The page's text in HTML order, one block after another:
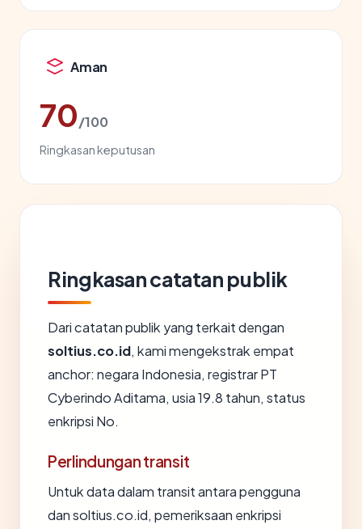
Aman
70/100
Ringkasan keputusan
Ringkasan catatan publik
Dari catatan publik yang terkait dengan
soltius.co.id, kami mengekstrak empat
anchor: negara Indonesia, registrar PT
Cyberindo Aditama, usia 19.8 tahun, status
enkripsi No.
Perlindungan transit
Untuk data dalam transit antara pengguna
dan soltius.co.id, pemeriksaan enkripsi